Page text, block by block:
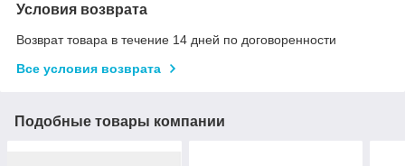
Условия возврата
Возврат товара в течение 14 дней по договоренности
Все условия возврата
Подобные товары компании